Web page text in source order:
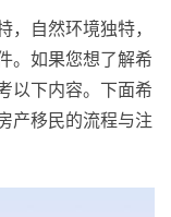
自然环境独特，
。如果您想了解希
以下内容。下面希
产移民的流程与注